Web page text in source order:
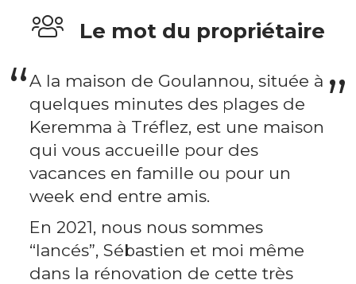
Le mot du propriétaire
A la maison de Goulannou, située à
quelques minutes des plages de
Keremma à Tréflez, est une maison
qui vous accueille pour des
vacances en famille ou pour un
week end entre amis.
En 2021, nous nous sommes
“lancés”, Sébastien et moi même
dans la rénovation de cette très